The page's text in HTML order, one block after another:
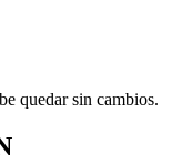
quedar sin cambios.